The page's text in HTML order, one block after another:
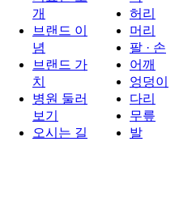
개
브랜드 이
념
브랜드 가
치
병원 둘러
보기
오시는 길
허리
머리
팔 · 손
어깨
엉덩이
다리
무릎
발